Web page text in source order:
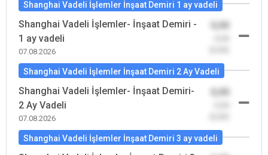
Shanghai Vadeli İşlemler İnşaat Demiri 1 ay vadeli
Shanghai Vadeli İşlemler- İnşaat Demiri -
1 ay vadeli
07.08.2026
Shanghai Vadeli İşlemler İnşaat Demiri 2 Ay Vadeli
Shanghai Vadeli İşlemler- İnşaat Demiri-
2 Ay Vadeli
07.08.2026
Shanghai Vadeli İşlemler İnşaat Demiri 3 ay vadeli